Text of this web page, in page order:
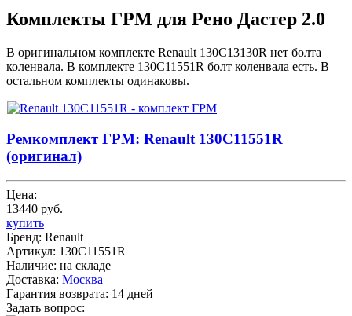
Комплекты ГРМ для Рено Дастер 2.0
В оригинальном комплекте Renault 130C13130R нет болта
коленвала. В комплекте 130C11551R болт коленвала есть. В
остальном комплекты одинаковы.
Ремкомплект ГРМ: Renault 130C11551R
(оригинал)
Цена:
13440 руб.
купить
Бренд: Renault
Артикул: 130C11551R
Наличие: на складе
Доставка: Москва
Гарантия возврата: 14 дней
Задать вопрос: